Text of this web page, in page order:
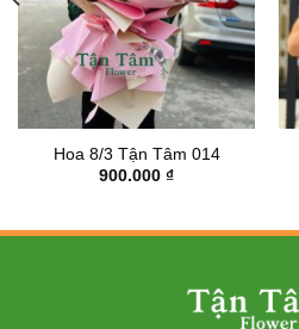
Hoa 8/3 Tận Tâm 014
900.000 ₫
₫.